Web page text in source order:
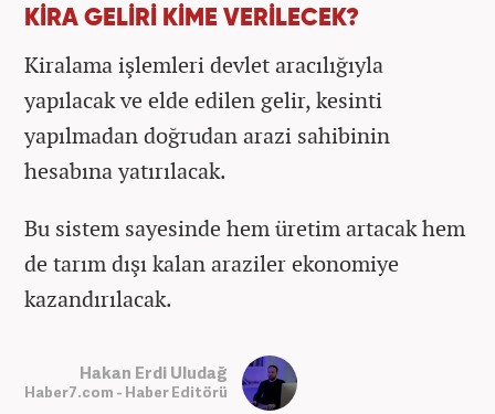
KİRA GELİRİ KİME VERİLECEK?
Kiralama işlemleri devlet aracılığıyla
yapılacak ve elde edilen gelir, kesinti
yapılmadan doğrudan arazi sahibinin
hesabına yatırılacak.
Bu sistem sayesinde hem üretim artacak hem
de tarım dışı kalan araziler ekonomiye
kazandırılacak.
Hakan Erdi Uludağ
Haber7.com - Haber Editörü